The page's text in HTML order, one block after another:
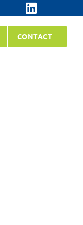
CONTACT